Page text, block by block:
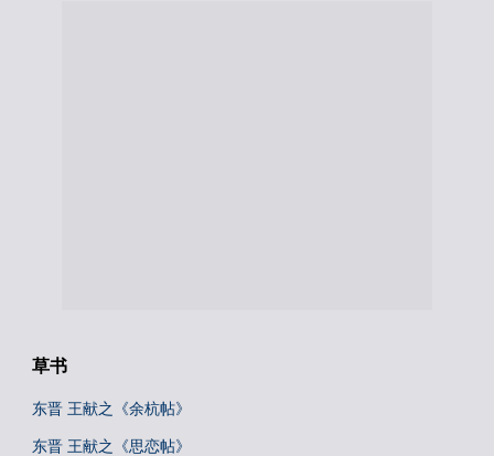
草书
东晋 王献之《余杭帖》
东晋 王献之《思恋帖》